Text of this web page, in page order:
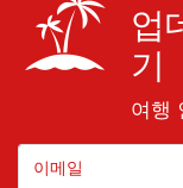
업
기
여행